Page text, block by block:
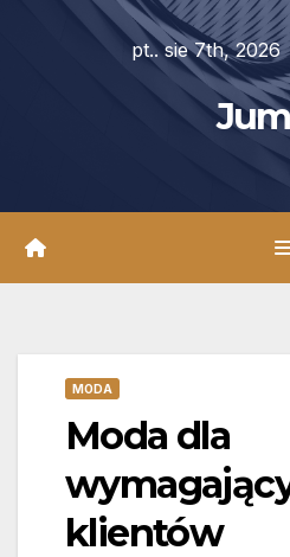
pt.. sie 7th, 2026
MODA
Moda dla
klientów